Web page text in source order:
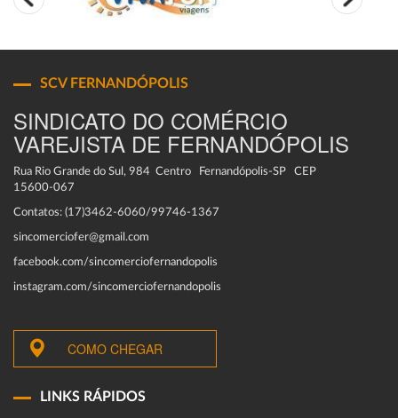
SCV FERNANDÓPOLIS
SINDICATO DO COMÉRCIO
VAREJISTA DE FERNANDÓPOLIS
Rua Rio Grande do Sul, 984 Centro Fernandópolis-SP CEP
15600-067
Contatos: (17)3462-6060/99746-1367
sincomerciofer@gmail.com
facebook.com/sincomerciofernandopolis
instagram.com/sincomerciofernandopolis
COMO CHEGAR
LINKS RÁPIDOS